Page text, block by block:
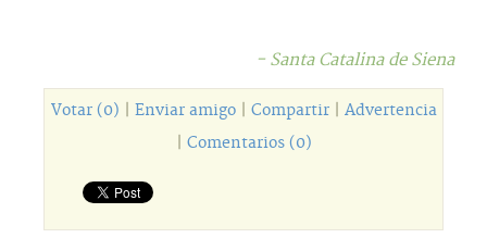
- Santa Catalina de Siena
Votar (0) Enviar amigo| Compartir| Advertencia
Comentarios (0)